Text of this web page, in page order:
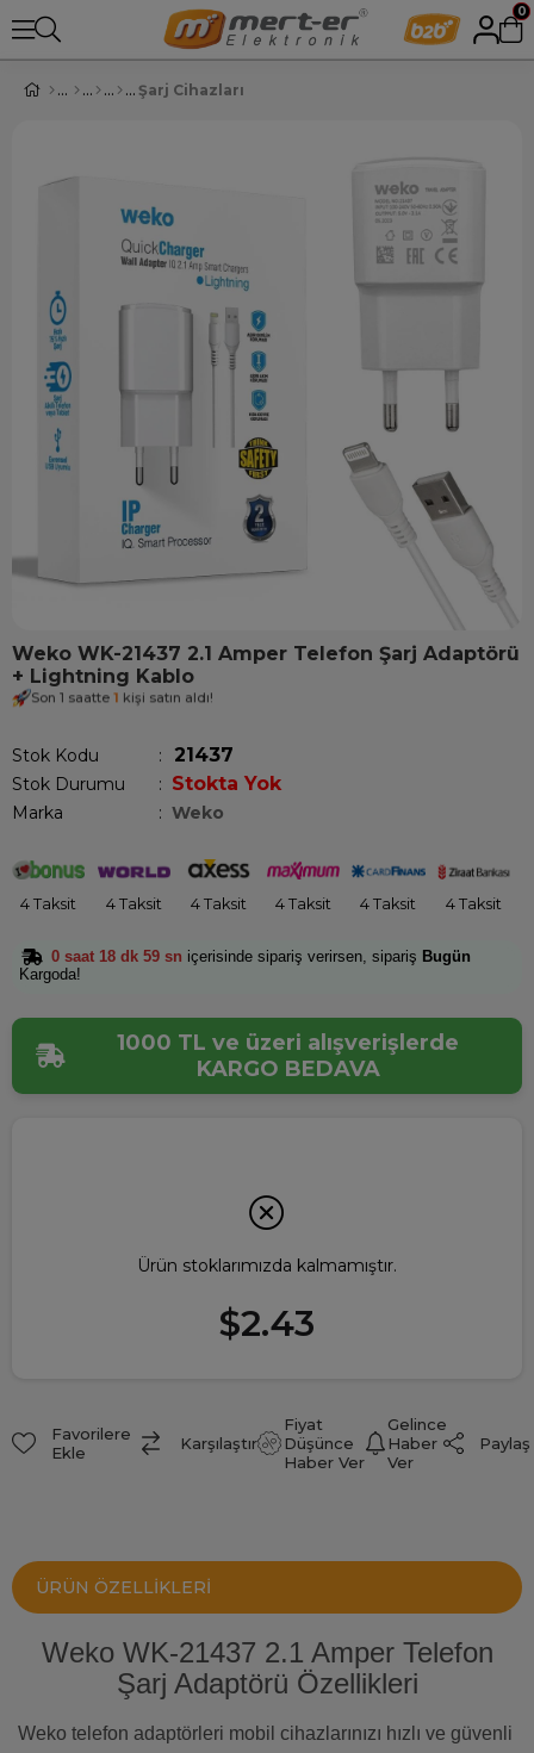
0
Şarj Cihazları
Weko WK-21437 2.1 Amper Telefon Şarj Adaptörü
+ Lightning Kablo
Son 1 saatte 1 kişi satın aldı!
Stok Kodu 21437
Stok Durumu : Stokta Yok
Marka : Weko
4 Taksit 4 Taksit 4 Taksit 4 Taksit 4 Taksit 4 Taksit
0 saat 18 dk 59 sn içerisinde sipariş verirsen, sipariş Bugün
Kargoda!
1000 TL ve üzeri alışverişlerde
KARGO BEDAVA
Ürün stoklarımızda kalmamıştır.
$2.43
Favorilere
Ekle
Karşılaştır
Fiyat
Düşünce
Haber Ver
Gelince
Haber
Ver
Paylaş
ÜRÜN ÖZELLIKLERI
Weko WK-21437 2.1 Amper Telefon
Şarj Adaptörü Özellikleri
Weko telefon adaptörleri mobil cihazlarınızı hızlı ve güvenli